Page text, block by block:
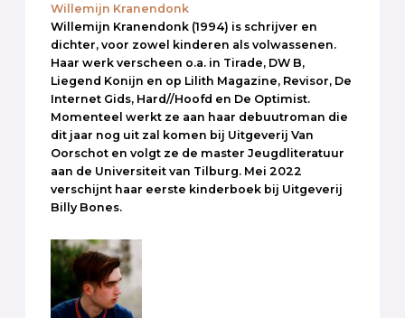
Willemijn Kranendonk
Willemijn Kranendonk (1994) is schrijver en
dichter, voor zowel kinderen als volwassenen.
Haar werk verscheen o.a. in Tirade, DW B,
Liegend Konijn en op Lilith Magazine, Revisor, De
Internet Gids, Hard//Hoofd en De Optimist.
Momenteel werkt ze aan haar debuutroman die
dit jaar nog uit zal komen bij Uitgeverij Van
Oorschot en volgt ze de master Jeugdliteratuur
aan de Universiteit van Tilburg. Mei 2022
verschijnt haar eerste kinderboek bij Uitgeverij
Billy Bones.